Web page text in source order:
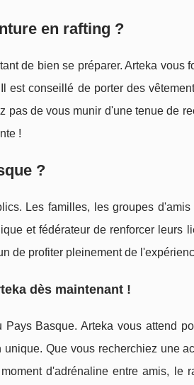
en rafting ?
de bien se préparer. Arteka vous
conseillé de porter des
de vous munir d'une tenue de
!
?
Les familles, les groupes
et fédérateur de renforcer leurs
de profiter pleinement de
dès maintenant !
Basque. Arteka vous attend
Que vous recherchiez une
d'adrénaline entre amis, le